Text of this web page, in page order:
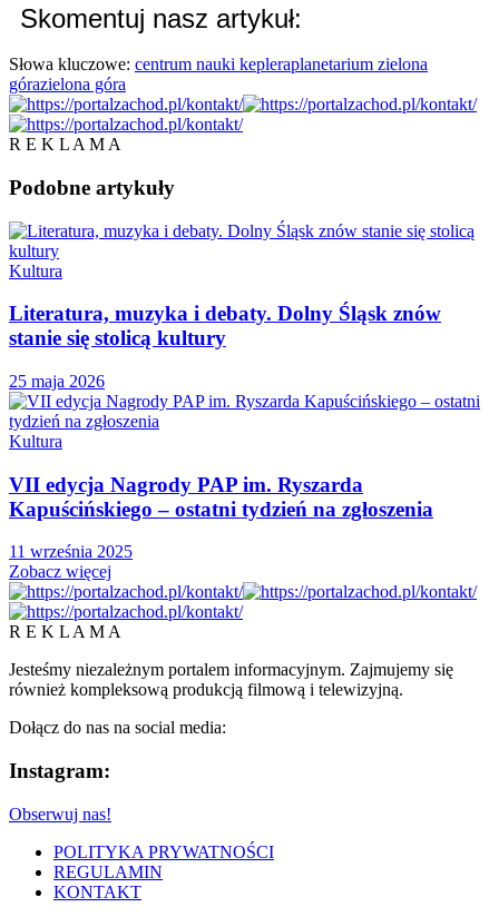
Skomentuj nasz artykuł:
Słowa kluczowe: centrum nauki kepleraplanetarium zielona
górazielona góra
R E K L A M A
Podobne artykuły
Kultura
Literatura, muzyka i debaty. Dolny Śląsk znów
stanie się stolicą kultury
25 maja 2026
Kultura
VII edycja Nagrody PAP im. Ryszarda
Kapuścińskiego – ostatni tydzień na zgłoszenia
11 września 2025
Zobacz więcej
R E K L A M A
Jesteśmy niezależnym portalem informacyjnym. Zajmujemy się
również kompleksową produkcją filmową i telewizyjną.
Dołącz do nas na social media:
Instagram:
Obserwuj nas!
POLITYKA PRYWATNOŚCI
REGULAMIN
KONTAKT